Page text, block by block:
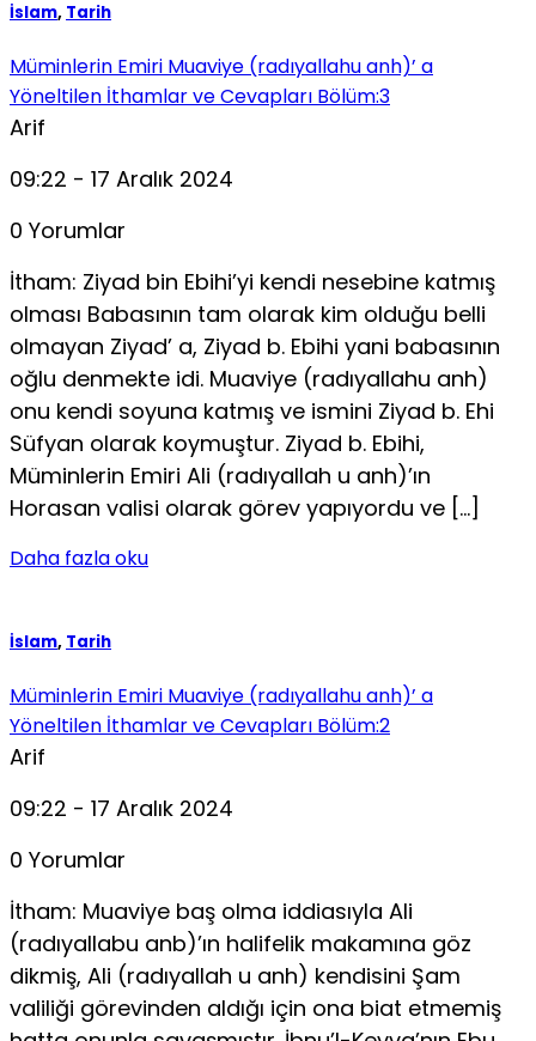
İslam, Tarih
Müminlerin Emiri Muaviye (radıyallahu anh)’ a
Yöneltilen İthamlar ve Cevapları Bölüm:3
Arif
09:22 - 17 Aralık 2024
0 Yorumlar
İtham: Ziyad bin Ebihi’yi kendi nesebine katmış
olması Babasının tam olarak kim olduğu belli
olmayan Ziyad’ a, Ziyad b. Ebihi yani babasının
oğlu denmekte idi. Muaviye (radıyallahu anh)
onu kendi soyuna katmış ve ismini Ziyad b. Ehi
Süfyan olarak koymuştur. Ziyad b. Ebihi,
Müminlerin Emiri Ali (radıyallah u anh)’ın
Horasan valisi olarak görev yapıyordu ve […]
Daha fazla oku
İslam, Tarih
Müminlerin Emiri Muaviye (radıyallahu anh)’ a
Yöneltilen İthamlar ve Cevapları Bölüm:2
Arif
09:22 - 17 Aralık 2024
0 Yorumlar
İtham: Muaviye baş olma iddiasıyla Ali
(radıyallabu anb)’ın halifelik makamına göz
dikmiş, Ali (radıyallah u anh) kendisini Şam
valiliği görevinden aldığı için ona biat etmemiş